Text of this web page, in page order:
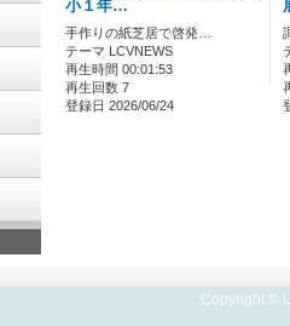
小１年…
手作りの紙芝居で啓発…
テーマ LCVNEWS
再生時間 00:01:53
再生回数 7
登録日 2026/06/24
Copyright ©